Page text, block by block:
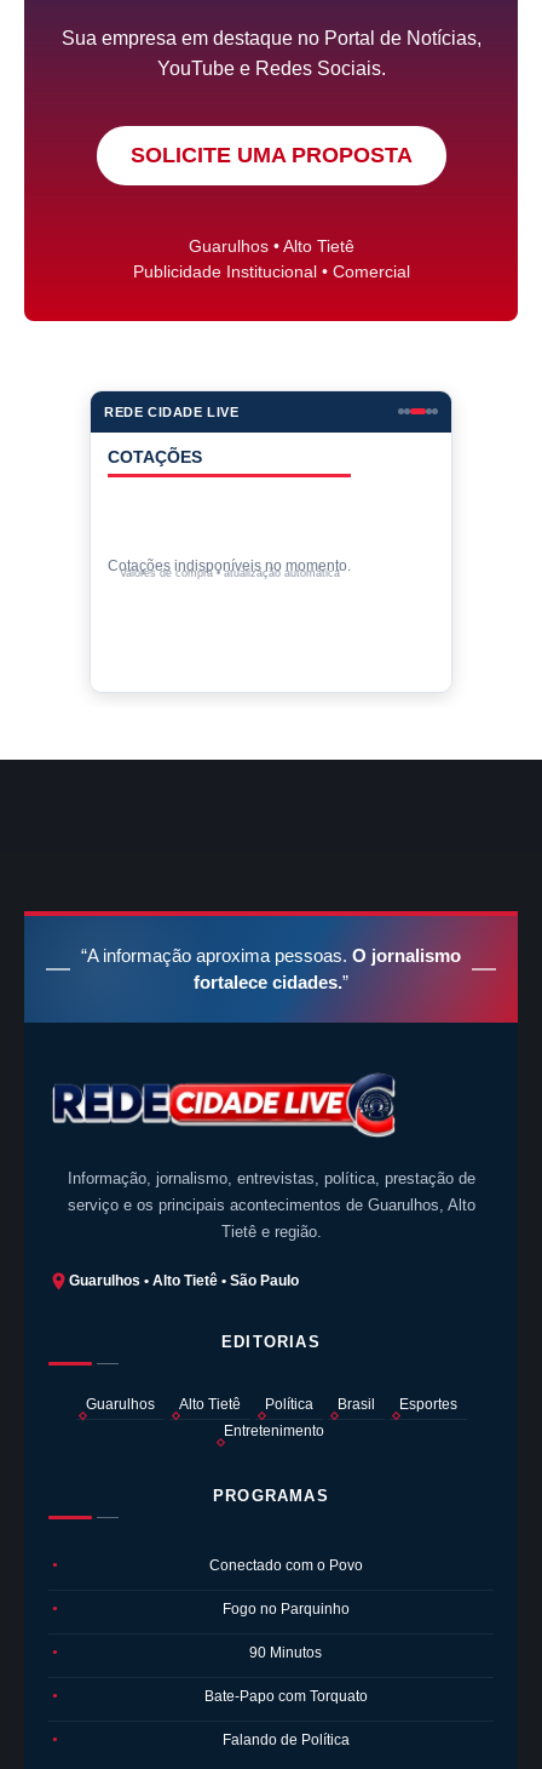
Sua empresa em destaque no Portal de Notícias,
YouTube e Redes Sociais.
SOLICITE UMA PROPOSTA
Guarulhos • Alto Tietê
Publicidade Institucional • Comercial
REDE CIDADE LIVE
COTAÇÕES
Cotações indisponíveis no momento.
Valores de compra • atualização automática
“A informação aproxima pessoas. O jornalismo
fortalece cidades.”
Informação, jornalismo, entrevistas, política, prestação de
serviço e os principais acontecimentos de Guarulhos, Alto
Tietê e região.
Guarulhos • Alto Tietê • São Paulo
EDITORIAS
Guarulhos Alto Tietê Política Brasil
Esportes
Entretenimento
PROGRAMAS
● Conectado com o Povo
● Fogo no Parquinho
● 90 Minutos
● Bate-Papo com Torquato
● Falando de Política